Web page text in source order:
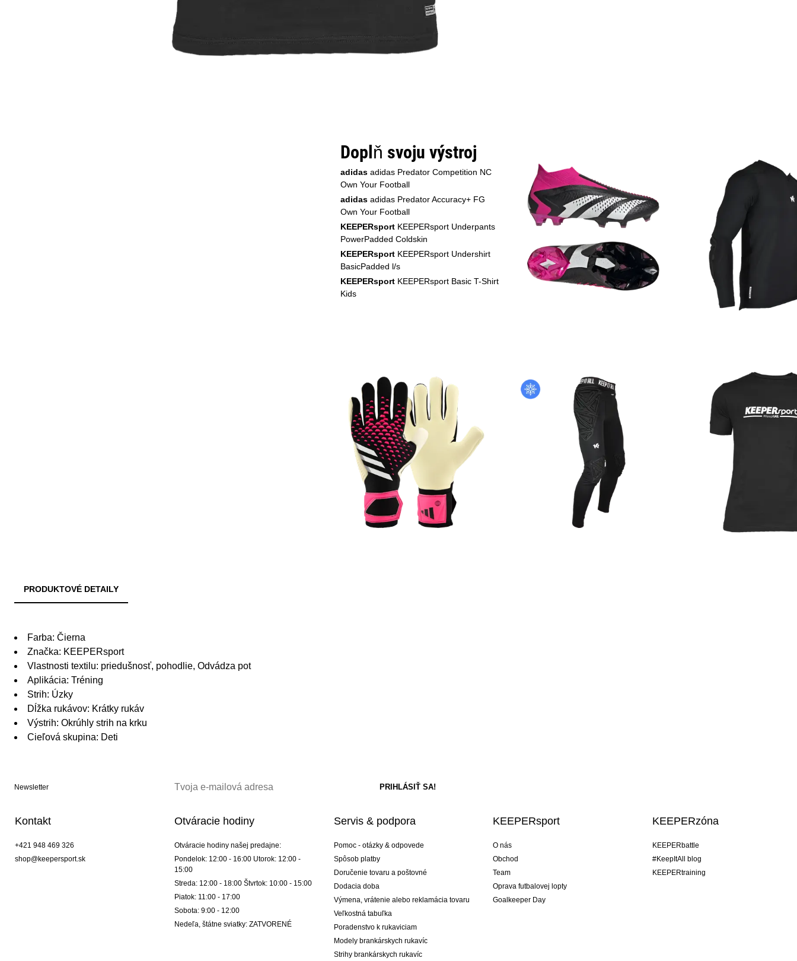
Doplň svoju výstroj
adidas adidas Predator Competition NC
Own Your Football
adidas adidas Predator Accuracy+ FG
Own Your Football
KEEPERsport KEEPERsport Underpants
PowerPadded Coldskin
KEEPERsport KEEPERsport Undershirt
BasicPadded l/s
KEEPERsport KEEPERsport Basic T-Shirt
Kids
PRODUKTOVÉ DETAILY
Farba: Čierna
Značka: KEEPERsport
Vlastnosti textilu: priedušnosť, pohodlie, Odvádza pot
Aplikácia: Tréning
Strih: Úzky
Dĺžka rukávov: Krátky rukáv
Výstrih: Okrúhly strih na krku
Cieľová skupina: Deti
Newsletter
Kontakt
+421 948 469 326
shop@keepersport.sk
Otváracie hodiny
Otváracie hodiny našej predajne:
Pondelok: 12:00 - 16:00 Utorok: 12:00 -
15:00
Streda: 12:00 - 18:00 Štvrtok: 10:00 - 15:00
Piatok: 11:00 - 17:00
Sobota: 9:00 - 12:00
Nedeľa, štátne sviatky: ZATVORENÉ
Servis & podpora
Pomoc - otázky & odpovede
Spôsob platby
Doručenie tovaru a poštovné
Dodacia doba
Výmena, vrátenie alebo reklamácia tovaru
Veľkostná tabuľka
Poradenstvo k rukaviciam
Modely brankárskych rukavíc
Strihy brankárskych rukavíc
KEEPERsport
O nás
Obchod
Team
Oprava futbalovej lopty
Goalkeeper Day
KEEPERzóna
KEEPERbattle
#KeepItAll blog
KEEPERtraining